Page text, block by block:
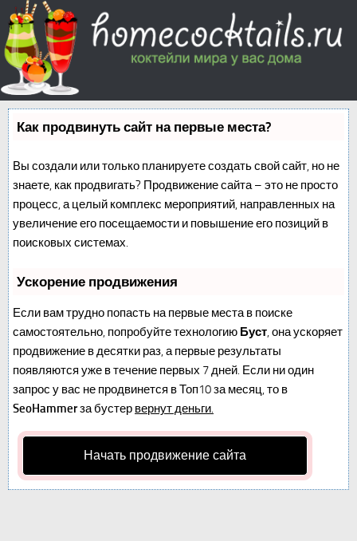
Как продвинуть сайт на первые места?
Вы создали или только планируете создать свой сайт, но не
знаете, как продвигать? Продвижение сайта – это не просто
процесс, а целый комплекс мероприятий, направленных на
увеличение его посещаемости и повышение его позиций в
поисковых системах.
Ускорение продвижения
Если вам трудно попасть на первые места в поиске
самостоятельно, попробуйте технологию Буст, она ускоряет
продвижение в десятки раз, а первые результаты
появляются уже в течение первых 7 дней. Если ни один
запрос у вас не продвинется в Топ10 за месяц, то в
SeoHammerза бустер вернут деньги.
Начать продвижение сайта